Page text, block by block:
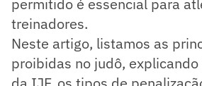
treinadores.
Neste artigo, listamos as
proibidas no judô,